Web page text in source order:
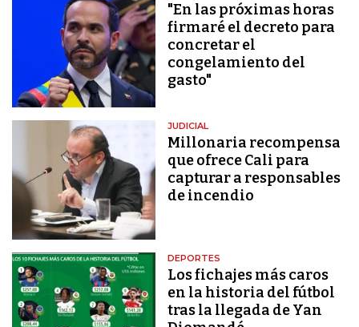
"En las próximas horas
firmaré el decreto para
concretar el
congelamiento del
gasto"
JUDICIAL
Millonaria recompensa
que ofrece Cali para
capturar a responsables
de incendio
DEPORTES
Los fichajes más caros
en la historia del fútbol
tras la llegada de Yan